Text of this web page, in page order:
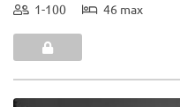
1-100 46 max